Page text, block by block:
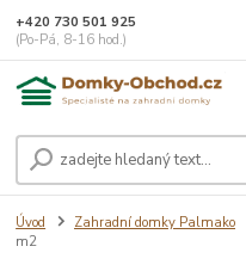
+420 730 501 925
(Po-Pá, 8-16 hod.)
Úvod Zahradní domky Palmako
m2